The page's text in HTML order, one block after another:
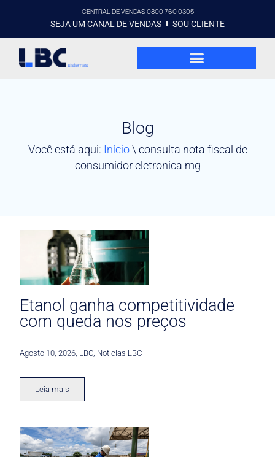
CENTRAL DE VENDAS 0800 760 0305
SEJA UM CANAL DE VENDAS SOU CLIENTE
Blog
Você está aqui: Início\ consulta nota fiscal de
consumidor eletronica mg
Etanol ganha competitividade
com queda nos preços
Agosto 10, 2026 LBC Noticias LBC
Leia mais